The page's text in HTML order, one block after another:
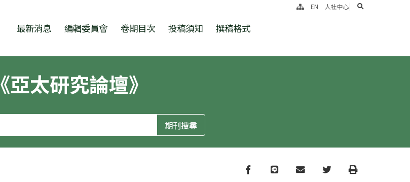
最新消息 編輯委員會 卷期目次 投稿須知 撰稿格式
EN 人社中心 search
《亞太研究論壇》
Facebook
line email TwitterPrint